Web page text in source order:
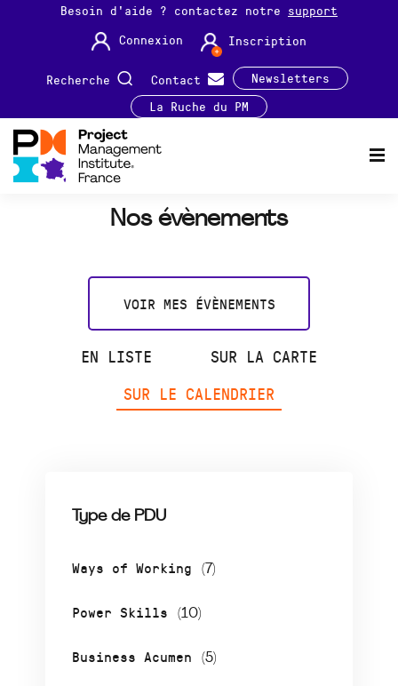
Besoin d'aide ? contactez notre support
Connexion
Inscription
Recherche Contact
Newsletters
La Ruche du PM
Nos évènements
VOIR MES ÉVÈNEMENTS
EN LISTE
SUR LA CARTE
SUR LE CALENDRIER
Type de PDU
Ways of Working (7)
Power Skills (10)
Business Acumen (5)